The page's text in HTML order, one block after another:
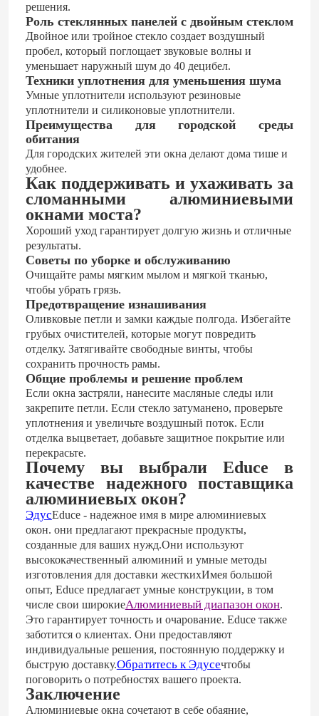
решения.
Роль стеклянных панелей с двойным стеклом
Двойное или тройное стекло создает воздушный
пробел, который поглощает звуковые волны и
уменьшает наружный шум до 40 децибел.
Техники уплотнения для уменьшения шума
Умные уплотнители используют резиновые
уплотнители и силиконовые уплотнители.
Преимущества для городской среды
обитания
Для городских жителей эти окна делают дома тише и
удобнее.
Как поддерживать и ухаживать за
сломанными алюминиевыми
окнами моста?
Хороший уход гарантирует долгую жизнь и отличные
результаты.
Советы по уборке и обслуживанию
Очищайте рамы мягким мылом и мягкой тканью,
чтобы убрать грязь.
Предотвращение изнашивания
Оливковые петли и замки каждые полгода. Избегайте
грубых очистителей, которые могут повредить
отделку. Затягивайте свободные винты, чтобы
сохранить прочность рамы.
Общие проблемы и решение проблем
Если окна застряли, нанесите масляные следы или
закрепите петли. Если стекло затуманено, проверьте
уплотнения и увеличьте воздушный поток. Если
отделка выцветает, добавьте защитное покрытие или
перекрасьте.
Почему вы выбрали Educe в
качестве надежного поставщика
алюминиевых окон?
ЭдусEduce - надежное имя в мире алюминиевых
окон. они предлагают прекрасные продукты,
созданные для ваших нужд.Они используют
высококачественный алюминий и умные методы
изготовления для доставки жесткихИмея большой
опыт, Educe предлагает умные конструкции, в том
числе свои широкиеАлюминиевый диапазон окон.
Это гарантирует точность и очарование. Educe также
заботится о клиентах. Они предоставляют
индивидуальные решения, постоянную поддержку и
быструю доставку.Обратитесь к Эдусечтобы
поговорить о потребностях вашего проекта.
Заключение
Алюминиевые окна сочетают в себе обаяние,